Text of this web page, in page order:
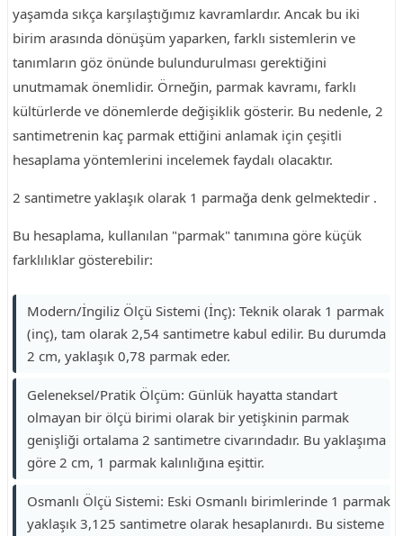
yaşamda sıkça karşılaştığımız kavramlardır. Ancak bu iki
birim arasında dönüşüm yaparken, farklı sistemlerin ve
tanımların göz önünde bulundurulması gerektiğini
unutmamak önemlidir. Örneğin, parmak kavramı, farklı
kültürlerde ve dönemlerde değişiklik gösterir. Bu nedenle, 2
santimetrenin kaç parmak ettiğini anlamak için çeşitli
hesaplama yöntemlerini incelemek faydalı olacaktır.
2 santimetre yaklaşık olarak 1 parmağa denk gelmektedir .
Bu hesaplama, kullanılan "parmak" tanımına göre küçük
farklılıklar gösterebilir:
Modern/İngiliz Ölçü Sistemi (İnç): Teknik olarak 1 parmak
(inç), tam olarak 2,54 santimetre kabul edilir. Bu durumda
2 cm, yaklaşık 0,78 parmak eder.
Geleneksel/Pratik Ölçüm: Günlük hayatta standart
olmayan bir ölçü birimi olarak bir yetişkinin parmak
genişliği ortalama 2 santimetre civarındadır. Bu yaklaşıma
göre 2 cm, 1 parmak kalınlığına eşittir.
Osmanlı Ölçü Sistemi: Eski Osmanlı birimlerinde 1 parmak
yaklaşık 3,125 santimetre olarak hesaplanırdı. Bu sisteme